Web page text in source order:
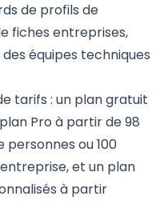
de profils de
fiches entreprises,
équipes techniques
tarifs : un plan gratuit
Pro à partir de 98
ou 100
et un plan
à partir